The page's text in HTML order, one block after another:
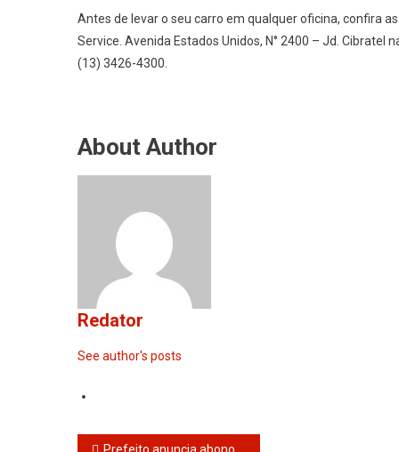
Antes de levar o seu carro em qualquer oficina, confira
Service. Avenida Estados Unidos, N° 2400 – Jd. Cibratel
(13) 3426-4300.
About Author
Redator
See author's posts
Prefeito anuncia abono e reposição salarial aos servidores